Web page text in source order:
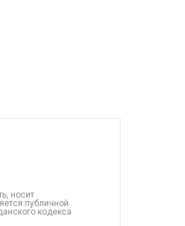
носит
публичной
кодекса